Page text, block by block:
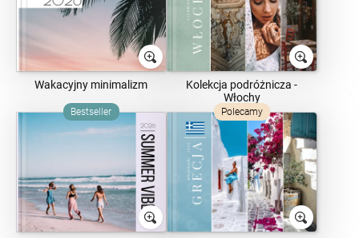
Wakacyjny minimalizm
Kolekcja podróżnicza -
Włochy
Bestseller Polecamy